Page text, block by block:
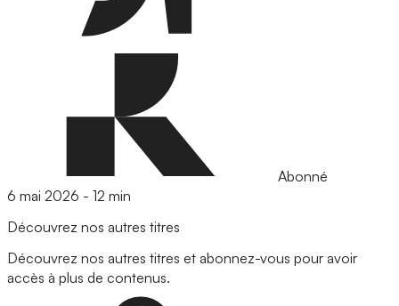
Abonné
6 mai 2026 - 12 min
Découvrez nos autres titres
Découvrez nos autres titres et abonnez-vous pour avoir
accès à plus de contenus.